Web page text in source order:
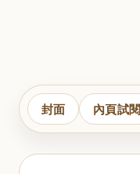
封面 內頁試閱